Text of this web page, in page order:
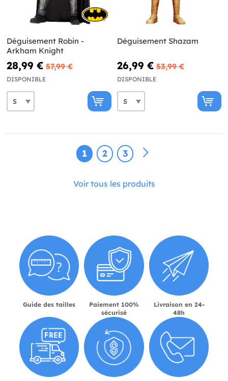
Déguisement Robin -
Arkham Knight
28,99 € 57,99 €
DISPONIBLE
Déguisement Shazam
26,99 € 53,99 €
DISPONIBLE
1 2 3
Voir tous les produits
Guide des tailles
Paiement 100%
sécurisé
Livraison en 24-
48h